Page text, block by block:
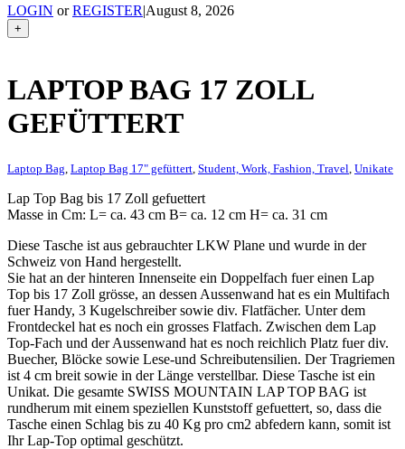
LOGIN orREGISTER|August 8, 2026
+
LAPTOP BAG 17 ZOLL
GEFÜTTERT
Laptop Bag Laptop Bag 17" gefüttert Student, Work, Fashion, Travel Unikate
Lap Top Bag bis 17 Zoll gefuettert
Masse in Cm: L= ca. 43 cm B= ca. 12 cm H= ca. 31 cm
Diese Tasche ist aus gebrauchter LKW Plane und wurde in der
Schweiz von Hand hergestellt.
Sie hat an der hinteren Innenseite ein Doppelfach fuer einen Lap
Top bis 17 Zoll grösse, an dessen Aussenwand hat es ein Multifach
fuer Handy, 3 Kugelschreiber sowie div. Flatfächer. Unter dem
Frontdeckel hat es noch ein grosses Flatfach. Zwischen dem Lap
Top-Fach und der Aussenwand hat es noch reichlich Platz fuer div.
Buecher, Blöcke sowie Lese-und Schreibutensilien. Der Tragriemen
ist 4 cm breit sowie in der Länge verstellbar. Diese Tasche ist ein
Unikat. Die gesamte SWISS MOUNTAIN LAP TOP BAG ist
rundherum mit einem speziellen Kunststoff gefuettert, so, dass die
Tasche einen Schlag bis zu 40 Kg pro cm2 abfedern kann, somit ist
Ihr Lap-Top optimal geschützt.